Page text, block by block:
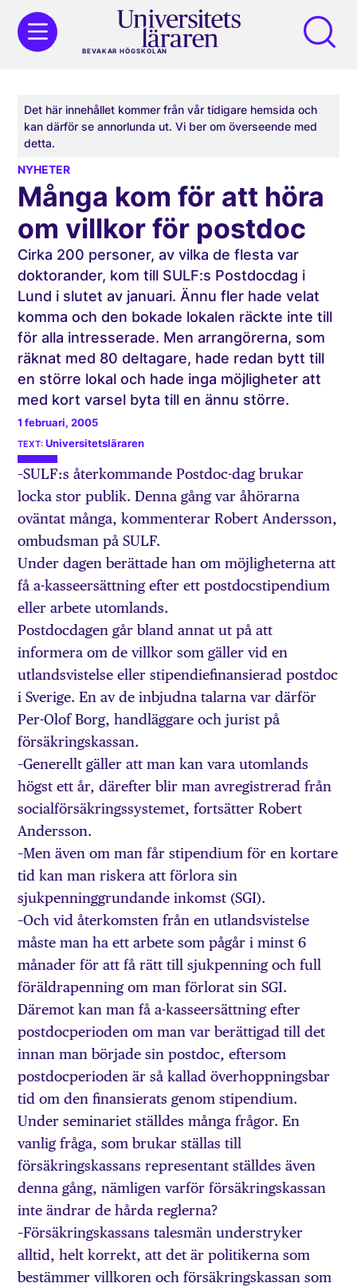
BEVAKAR HÖGSKOLAN
Det här innehållet kommer från vår tidigare hemsida och
kan därför se annorlunda ut. Vi ber om överseende med
detta.
NYHETER
Många kom för att höra
om villkor för postdoc
Cirka 200 personer, av vilka de flesta var
doktorander, kom till SULF:s Postdocdag i
Lund i slutet av januari. Ännu fler hade velat
komma och den bokade lokalen räckte inte till
för alla intresserade. Men arrangörerna, som
räknat med 80 deltagare, hade redan bytt till
en större lokal och hade inga möjligheter att
med kort varsel byta till en ännu större.
1 februari, 2005
Universitetsläraren
–SULF:s återkommande Postdoc-dag brukar
locka stor publik. Denna gång var åhörarna
oväntat många, kommenterar Robert Andersson,
ombudsman på SULF.
Under dagen berättade han om möjligheterna att
få a-kasseersättning efter ett postdocstipendium
eller arbete utomlands.
Postdocdagen går bland annat ut på att
informera om de villkor som gäller vid en
utlandsvistelse eller stipendiefinansierad postdoc
i Sverige. En av de inbjudna talarna var därför
Per-Olof Borg, handläggare och jurist på
försäkringskassan.
–Generellt gäller att man kan vara utomlands
högst ett år, därefter blir man avregistrerad från
socialförsäkringssystemet, fortsätter Robert
Andersson.
–Men även om man får stipendium för en kortare
tid kan man riskera att förlora sin
sjukpenninggrundande inkomst (SGI).
–Och vid återkomsten från en utlandsvistelse
måste man ha ett arbete som pågår i minst 6
månader för att få rätt till sjukpenning och full
föräldrapenning om man förlorat sin SGI.
Däremot kan man få a-kasseersättning efter
postdocperioden om man var berättigad till det
innan man började sin postdoc, eftersom
postdocperioden är så kallad överhoppningsbar
tid om den finansierats genom stipendium.
Under seminariet ställdes många frågor. En
vanlig fråga, som brukar ställas till
försäkringskassans representant ställdes även
denna gång, nämligen varför försäkringskassan
inte ändrar de hårda reglerna?
–Försäkringskassans talesmän understryker
alltid, helt korrekt, att det är politikerna som
bestämmer villkoren och försäkringskassan som